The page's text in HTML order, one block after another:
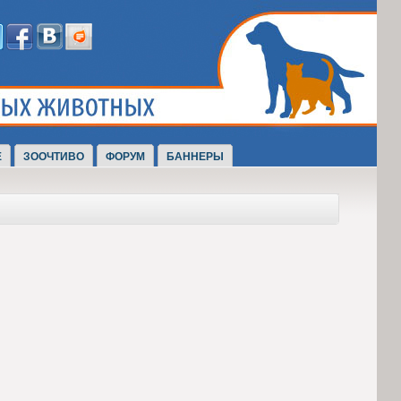
ЗООЧТИВО ФОРУМ БАННЕРЫ